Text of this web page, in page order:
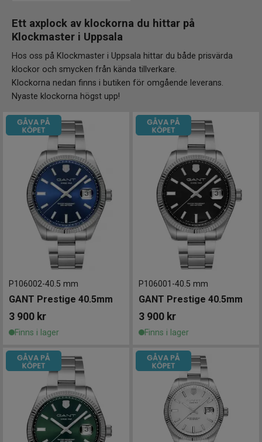
Ett axplock av klockorna du hittar på
Klockmaster i Uppsala
Hos oss på Klockmaster i Uppsala hittar du både prisvärda
klockor och smycken från kända tillverkare.
Klockorna nedan finns i butiken för omgående leverans.
Nyaste klockorna högst upp!
P106002-40.5 mm
GANT Prestige 40.5mm
3 900 kr
Finns i lager
P106001 -40.5 mm
GANT Prestige 40.5mm
3 900 kr
Finns i lager